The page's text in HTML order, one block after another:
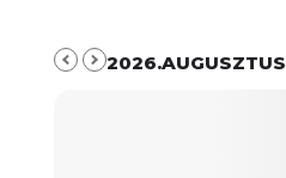
2026.AUGUSZTUS